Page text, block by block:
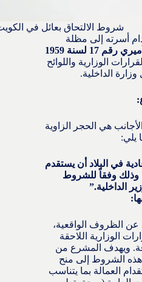
شروط الالتحاق بعائل في
أسرته إلى مظلة
المرسوم الأميري رقم 17 لسنة 1959
الوزارية واللوائح
وزارة الداخلية.
هي الحجر الزاوية
يلي:
في البلاد أن يستقدم
وذلك وفقاً للشروط
الداخلية.”
يتم بمعزل عن الظروف الواقعية،
الوزارية اللاحقة
ويهدف المشرع من
هذه الشروط إلى منح
العمالة بما يتناسب